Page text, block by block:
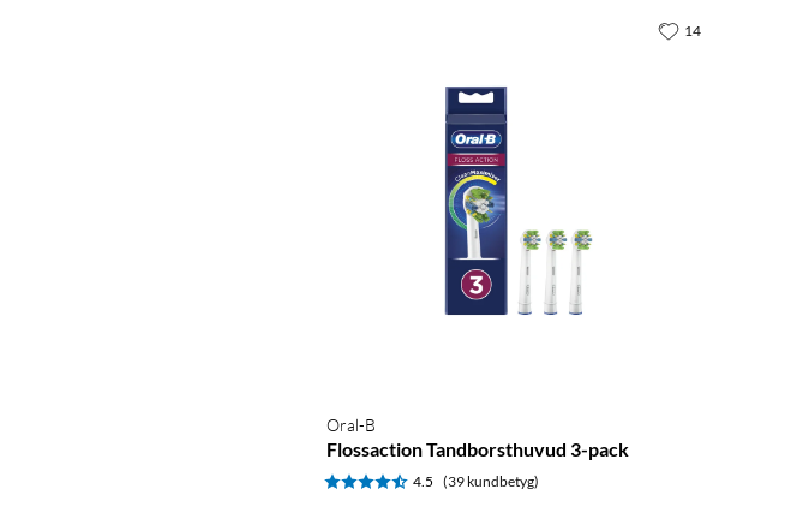
Oral-B
Flossaction Tandborsthuvud 3-pack
4.5 (39 kundbetyg)
14